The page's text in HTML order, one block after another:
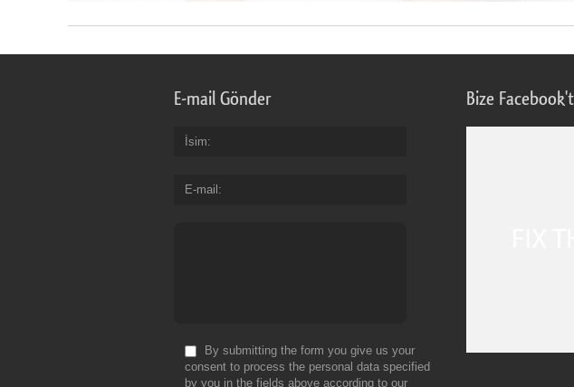
E-mail Gönder
İsim
E-mail
By submitting the form you give us your
consent to process the personal data specified
by you in the fields above according to our
Bize